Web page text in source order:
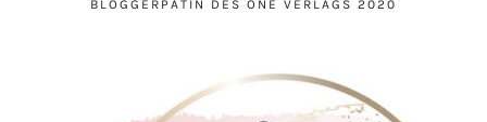
BLOGGERPATIN DES ONE VERLAGS 2020